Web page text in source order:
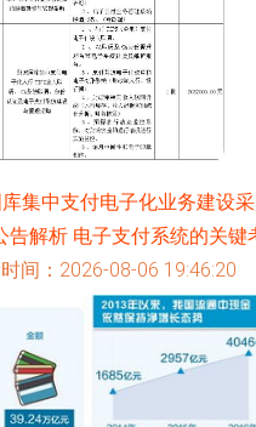
集中支付电子化业务建设
告解析 电子支付系统的关键
间：2026-08-06 19:46:20